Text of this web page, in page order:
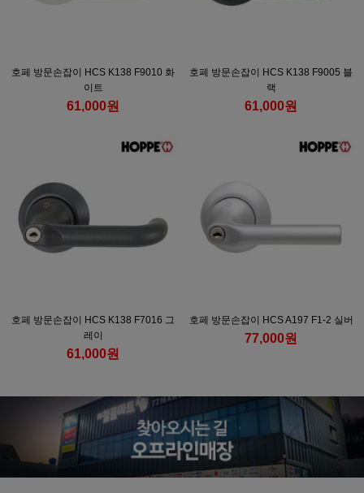
호페 방문손잡이 HCS K138 F9010 화
이트
61,000원
호페 방문손잡이 HCS K138 F9005 블
랙
61,000원
호페 방문손잡이 HCS K138 F7016 그
레이
61,000원
호페 방문손잡이 HCS A197 F1-2 실버
77,000원